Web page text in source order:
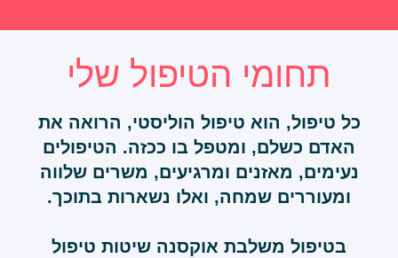
תחומי הטיפול שלי
כל טיפול, הוא טיפול הוליסטי, הרואה את
האדם כשלם, ומטפל בו ככזה. הטיפולים
נעימים, מאזנים ומרגיעים, משרים שלווה
ומעוררים שמחה, ואלו נשארות בתוכך.
בטיפול משלבת אוקסנה שיטות טיפול